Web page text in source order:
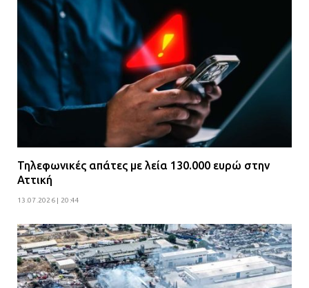
Τηλεφωνικές απάτες με λεία 130.000 ευρώ στην
Αττική
13.07.2026 | 20:44